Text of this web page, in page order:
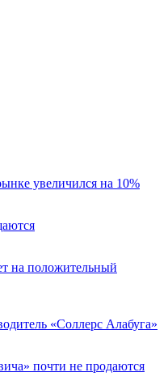
увеличился на 10%
на положительный
«Соллерс Алабуга»
почти не продаются